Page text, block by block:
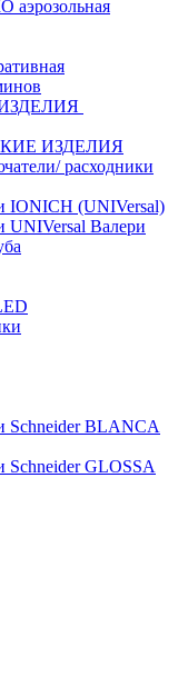
ИЗДЕЛИЯ
расходники
IONICH (UNIVersal)
UNIVersal Валери
Schneider BLANCA
Schneider GLOSSA